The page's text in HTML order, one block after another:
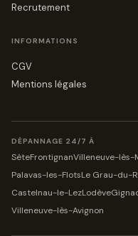
Recrutement
INFORMATIONS
CGV
Mentions légales
DÉPANNAGE 24/7 À
SèteFrontignanVilleneuve-lès-
Palavas-les-FlotsLe Grau-du-
Castelnau-le-LezLodève
Villeneuve-lès-Avignon